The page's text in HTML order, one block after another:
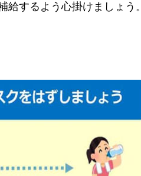
給するよう心掛けましょう。